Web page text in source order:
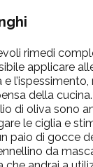
rimedi
applicare
della
di oliva sono
le ciglia e
paio di gocce
da